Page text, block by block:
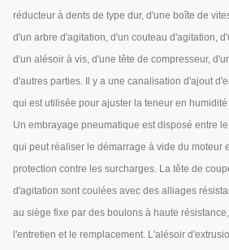
réducteur à dents de type dur, d'une boîte de
d'un arbre d'agitation, d'un couteau d'agitation,
d'un alésoir à vis, d'une tête de compresseur,
d'autres parties. Il y a une canalisation d'ajout
qui est utilisée pour ajuster la teneur en
Un embrayage pneumatique est disposé entre
qui peut réaliser le démarrage à vide du moteur
protection contre les surcharges. La tête de
d'agitation sont coulées avec des alliages
au siège fixe par des boulons à haute
l'entretien et le remplacement. L'alésoir